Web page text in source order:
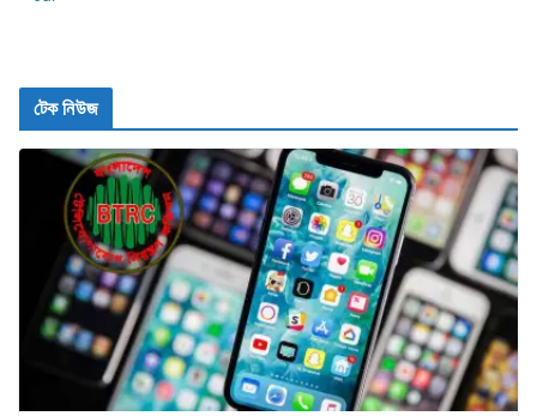
টেক নিউজ